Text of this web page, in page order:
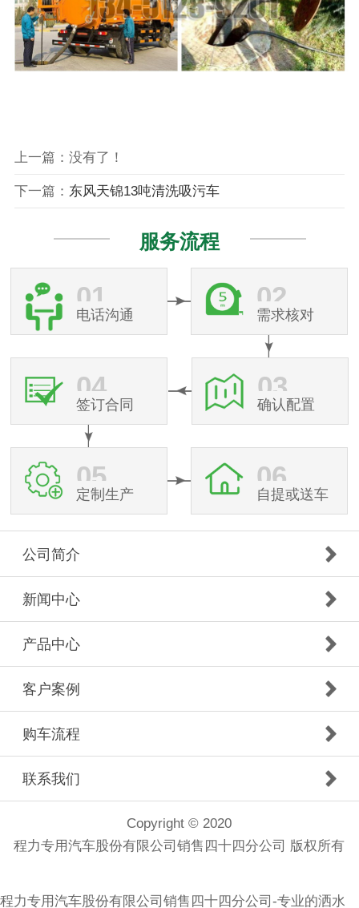
上一篇：没有了！
下一篇： 东风天锦13吨清洗吸污车
服务流程
01
电话沟通
02
需求核对
03
确认配置
04
签订合同
05
定制生产
06
自提或送车
公司简介
新闻中心
产品中心
客户案例
购车流程
联系我们
Copyright © 2020
程力专用汽车股份有限公司销售四十四分公司 版权所有
程力专用汽车股份有限公司销售四十四分公司-专业的洒水